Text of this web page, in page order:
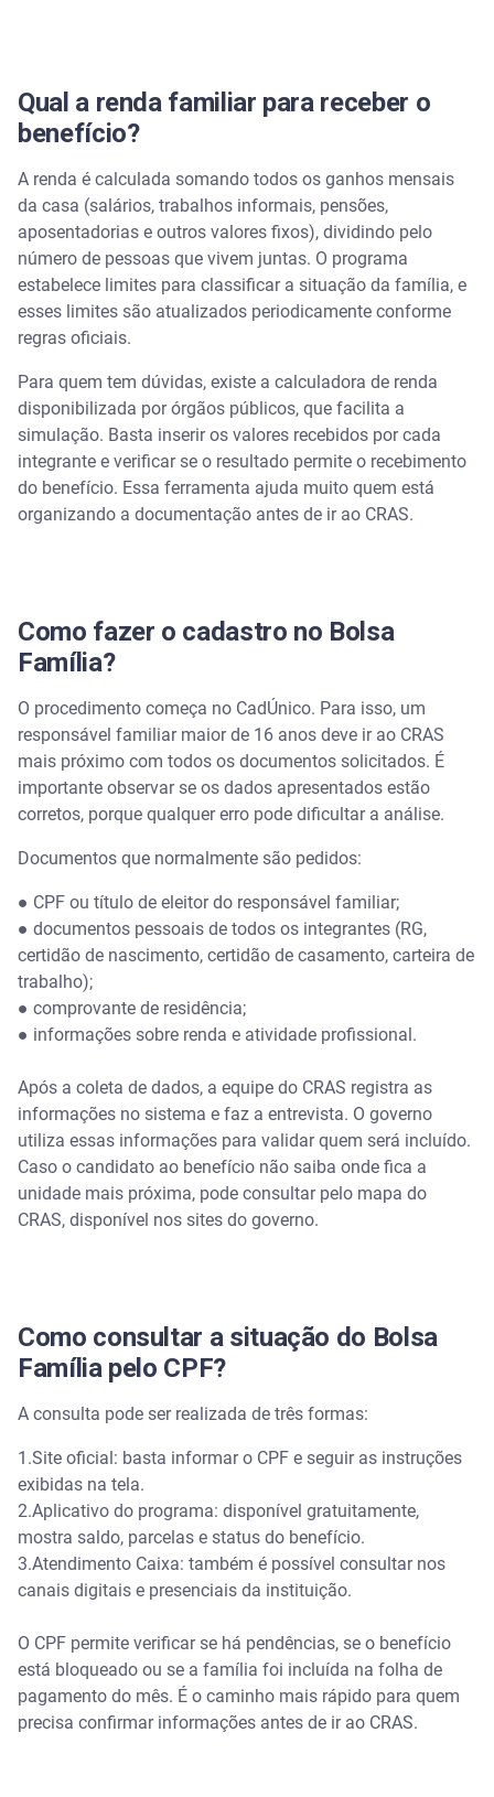
Qual a renda familiar para receber o
benefício?
A renda é calculada somando todos os ganhos mensais
da casa (salários, trabalhos informais, pensões,
aposentadorias e outros valores fixos), dividindo pelo
número de pessoas que vivem juntas. O programa
estabelece limites para classificar a situação da família, e
esses limites são atualizados periodicamente conforme
regras oficiais.
Para quem tem dúvidas, existe a calculadora de renda
disponibilizada por órgãos públicos, que facilita a
simulação. Basta inserir os valores recebidos por cada
integrante e verificar se o resultado permite o recebimento
do benefício. Essa ferramenta ajuda muito quem está
organizando a documentação antes de ir ao CRAS.
Como fazer o cadastro no Bolsa
Família?
O procedimento começa no CadÚnico. Para isso, um
responsável familiar maior de 16 anos deve ir ao CRAS
mais próximo com todos os documentos solicitados. É
importante observar se os dados apresentados estão
corretos, porque qualquer erro pode dificultar a análise.
Documentos que normalmente são pedidos:
● CPF ou título de eleitor do responsável familiar;
● documentos pessoais de todos os integrantes (RG,
certidão de nascimento, certidão de casamento, carteira de
trabalho);
● comprovante de residência;
● informações sobre renda e atividade profissional.
Após a coleta de dados, a equipe do CRAS registra as
informações no sistema e faz a entrevista. O governo
utiliza essas informações para validar quem será incluído.
Caso o candidato ao benefício não saiba onde fica a
unidade mais próxima, pode consultar pelo mapa do
CRAS, disponível nos sites do governo.
Como consultar a situação do Bolsa
Família pelo CPF?
A consulta pode ser realizada de três formas:
1.Site oficial: basta informar o CPF e seguir as instruções
exibidas na tela.
2.Aplicativo do programa: disponível gratuitamente,
mostra saldo, parcelas e status do benefício.
3.Atendimento Caixa: também é possível consultar nos
canais digitais e presenciais da instituição.
O CPF permite verificar se há pendências, se o benefício
está bloqueado ou se a família foi incluída na folha de
pagamento do mês. É o caminho mais rápido para quem
precisa confirmar informações antes de ir ao CRAS.